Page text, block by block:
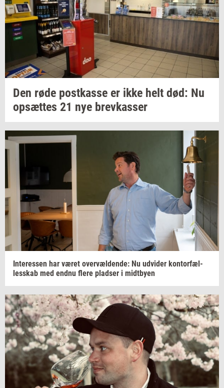
Den røde po­st­kas­se er ikke helt død: Nu
op­sæt­tes 21 nye brev­kas­ser
In­ter­es­sen har været over­væl­den­de: Nu ud­vi­der kon­tor­fæl­
les­skab med endnu flere plad­ser i midt­by­en